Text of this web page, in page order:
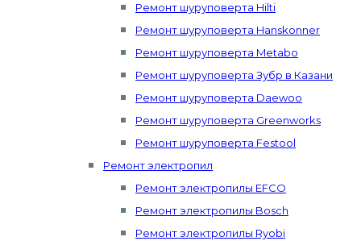
Ремонт шуруповерта Hilti
Ремонт шуруповерта Hanskonner
Ремонт шуруповерта Metabo
Ремонт шуруповерта Зубр в Казани
Ремонт шуруповерта Daewoo
Ремонт шуруповерта Greenworks
Ремонт шуруповерта Festool
Ремонт электропил
Ремонт электропилы EFCO
Ремонт электропилы Bosch
Ремонт электропилы Ryobi